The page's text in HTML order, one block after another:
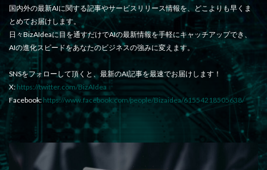
国内外の最新AIに関する記事やサービスリリース情報を、どこよりも早くま
とめてお届けします。
日々BizAIdeaに目を通すだけでAIの最新情報を手軽にキャッチアップでき、
AIの進化スピードをあなたのビジネスの強みに変えます。
SNSをフォローして頂くと、最新のAI記事を最速でお届けします！
X: https://twitter.com/BizAIdea
Facebook: https://www.facebook.com/people/Bizaidea/61554218505638/